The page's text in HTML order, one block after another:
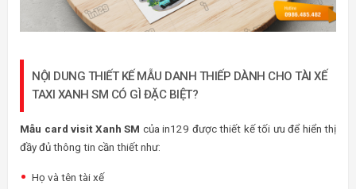
NỘI DUNG THIẾT KẾ MẪU DANH THIẾP DÀNH CHO TÀI XẾ
TAXI XANH SM CÓ GÌ ĐẶC BIỆT?
Mẫu card visit Xanh SM của in129 được thiết kế tối ưu để hiển thị
đầy đủ thông tin cần thiết như:
Họ và tên tài xế